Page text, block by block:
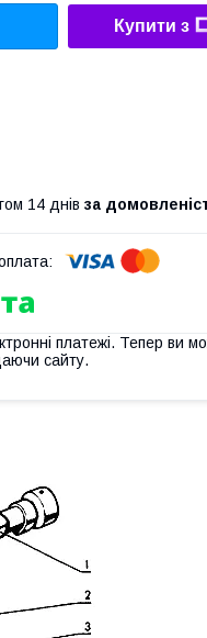
Купити з
14 днів за
платежі. Тепер ви
сайту.